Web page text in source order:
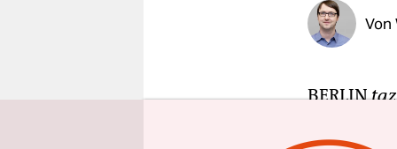
Von
BERLINtaz
Freitag